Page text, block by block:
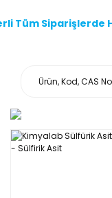
Tüm Siparişlerde